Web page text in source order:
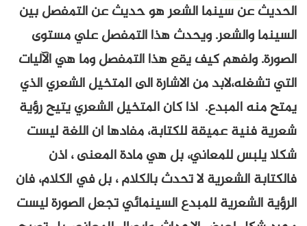
الحديث عن سينما الشعر هو حديث عن التمفصل بين
السينما والشعر. ويحدث هذا التمفصل علي مستوى
الصورة. ولفهم كيف يقع هذا التمفصل وما هي الآليات
التي تشغله،لابد من الاشارة الى المتخيل الشعري الذي
يمتح منه المبدع. اذا كان المتخيل الشعري يتيح رؤية
شعرية فنية عميقة للكتابة، مفادها ان اللغة ليست
شكلا يلبس للمعاني، بل هي مادة المعنى ، اذن
فالكتابة الشعرية لا تحدث بالكلام ، بل في الكلام، فان
الرؤية الشعرية للمبدع السينمائي تجعل الصورة ليست